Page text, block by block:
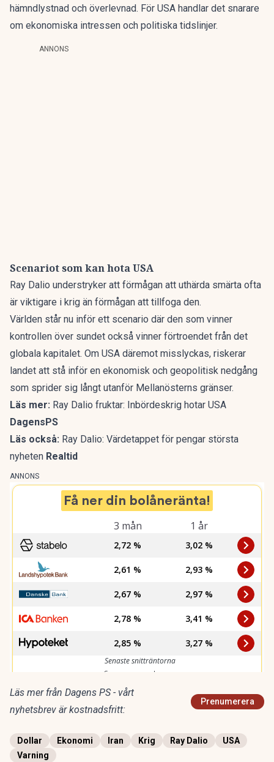
hämndlystnad och överlevnad. För USA handlar det snarare
om ekonomiska intressen och politiska tidslinjer.
ANNONS
Scenariot som kan hota USA
Ray Dalio understryker att förmågan att uthärda smärta ofta
är viktigare i krig än förmågan att tillfoga den.
Världen står nu inför ett scenario där den som vinner
kontrollen över sundet också vinner förtroendet från det
globala kapitalet. Om USA däremot misslyckas, riskerar
landet att stå inför en ekonomisk och geopolitisk nedgång
som sprider sig långt utanför Mellanösterns gränser.
Läs mer: Ray Dalio fruktar: Inbördeskrig hotar USA
DagensPS
Läs också: Ray Dalio: Värdetappet för pengar största
nyheten Realtid
ANNONS
Läs mer från Dagens PS - vårt
nyhetsbrev är kostnadsfritt:
Prenumerera
Dollar Ekonomi Iran Krig Ray Dalio
USA
Varning